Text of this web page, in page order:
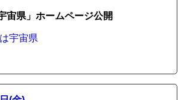
宙県」ホームページ公開
宇宙県